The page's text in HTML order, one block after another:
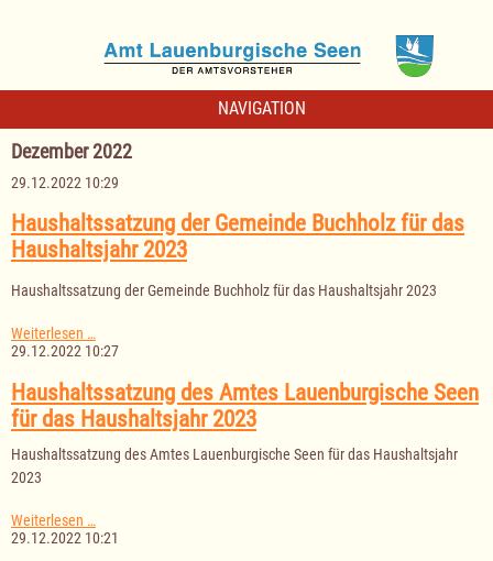
NAVIGATION
Dezember 2022
29.12.2022 10:29
Haushaltssatzung der Gemeinde Buchholz für das
Haushaltsjahr 2023
Haushaltssatzung der Gemeinde Buchholz für das Haushaltsjahr 2023
Weiterlesen …Haushaltssatzung
der
Buchholz
für
das
2023
29.12.2022 10:27
Haushaltssatzung des Amtes Lauenburgische Seen
für das Haushaltsjahr 2023
Haushaltssatzung des Amtes Lauenburgische Seen für das Haushaltsjahr
2023
Weiterlesen …
des
29.12.2022 10:21